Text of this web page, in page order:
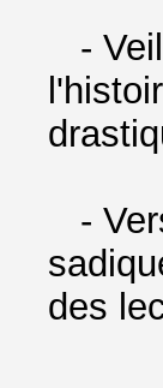
-
-
des